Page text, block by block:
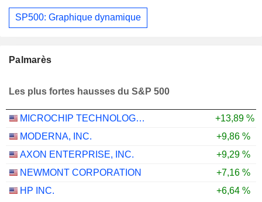
SP500: Graphique dynamique
Palmarès
Les plus fortes hausses du S&P 500
MICROCHIP TECHNOLOGY INCORPORATED
+13,89 %
MODERNA, INC.
+9,86 %
AXON ENTERPRISE, INC.
+9,29 %
NEWMONT CORPORATION
+7,16 %
HP INC.
+6,64 %